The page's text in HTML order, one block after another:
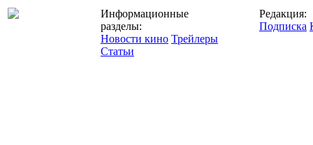
Информационные
разделы:
Новости кино Трейлеры
Статьи
Редакция:
Подписка